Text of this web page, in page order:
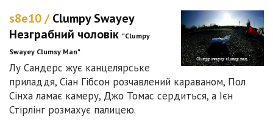
s8e10 /Clumpy Swayey
Незграбний чоловік "Clumpy
Swayey Clumsy Man"
Лу Сандерс жує канцелярське
приладдя, Сіан Гібсон розчавлений караваном, Пол
Сінха ламає камеру, Джо Томас сердиться, а Ієн
Стірлінг розмахує палицею.